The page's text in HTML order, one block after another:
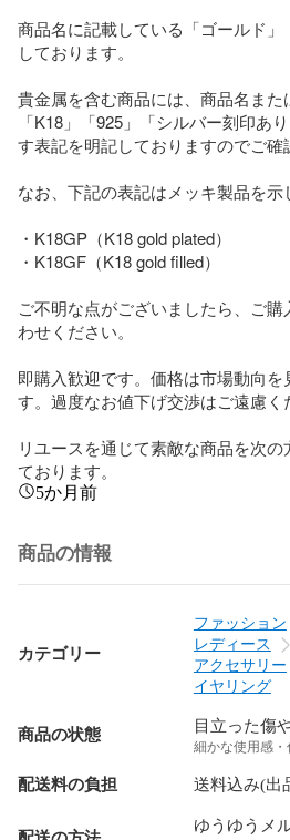
商品名に記載している「ゴールド
しております。
貴金属を含む商品には、商品名また
「K18」「925」「シルバー刻印あ
す表記を明記しておりますのでご確
なお、下記の表記はメッキ製品を示
・K18GP（K18 gold plated）
・K18GF（K18 gold filled）
ご不明な点がございましたら、ご
わせください。
即購入歓迎です。価格は市場動向を
す。過度なお値下げ交渉はご遠慮く
リユースを通じて素敵な商品を次
ております。
5か月前
商品の情報
カテゴリー
ファッション
レディース
アクセサリー
イヤリング
商品の状態 目立った傷
細かな使用感
配送料の負担 送料込み(出
ゆうゆうメ